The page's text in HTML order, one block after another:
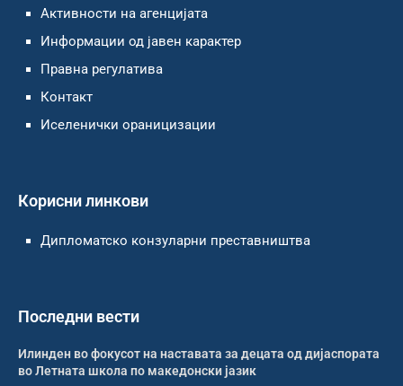
Активности на агенцијата
Информации од јавен карактер
Правна регулатива
Контакт
Иселенички ораницизации
Корисни линкови
Дипломатско конзуларни преставништва
Последни вести
Илинден во фокусот на наставата за децата од дијаспората
во Летната школа по македонски јазик